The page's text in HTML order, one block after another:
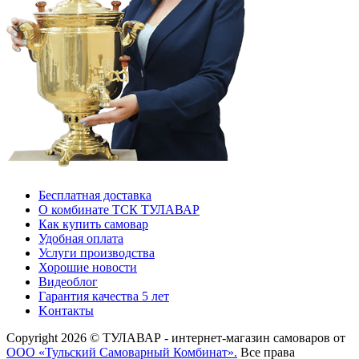
Бесплатная доставка
О комбинате ТСК ТУЛАВАР
Как купить самовар
Удобная оплата
Услуги производства
Хорошие новости
Видеоблог
Гарантия качества 5 лет
Kонтакты
Copyright 2026 © ТУЛАВАР - интернет-магазин самоваров от
ООО «Тульский Самоварный Комбинат». Все права